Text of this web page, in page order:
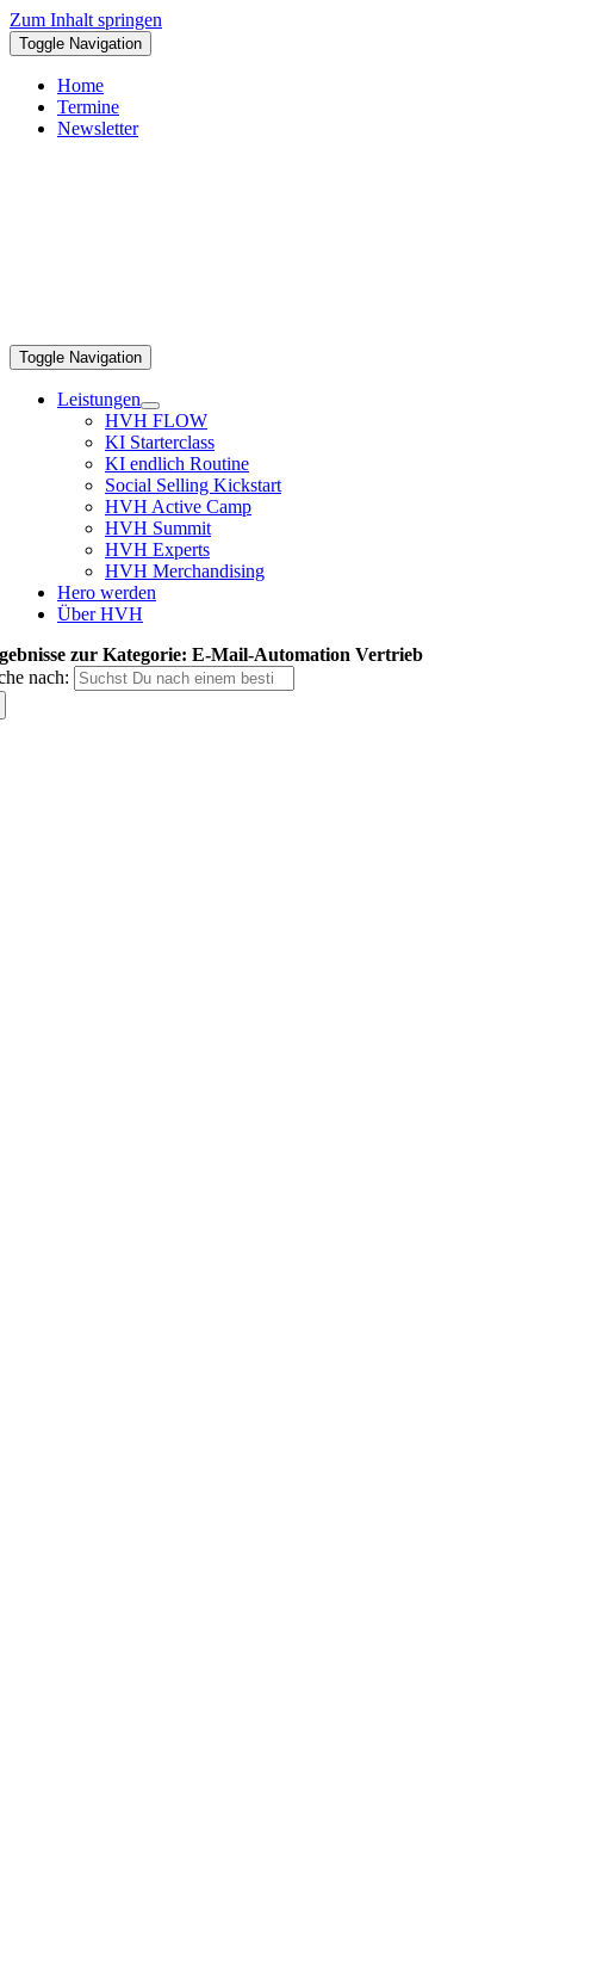
Zum Inhalt springen
Toggle Navigation
Home
Termine
Newsletter
Toggle Navigation
Leistungen
HVH FLOW
KI Starterclass
KI endlich Routine
Social Selling Kickstart
HVH Active Camp
HVH Summit
HVH Experts
HVH Merchandising
Hero werden
Über HVH
zur Kategorie: E-Mail-Automation Vertrieb
nach: